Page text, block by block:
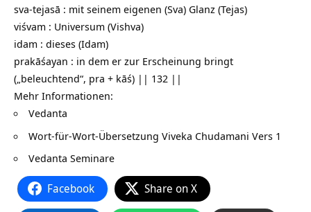
sva-tejasā : mit seinem eigenen (Sva) Glanz (Tejas)
viśvam : Universum (Vishva)
idam : dieses (Idam)
prakāśayan : in dem er zur Erscheinung bringt
(„beleuchtend“, pra + kāś) || 132 ||
Mehr Informationen:
Vedanta
Wort-für-Wort-Übersetzung Viveka Chudamani Vers 1
Vedanta Seminare
Facebook Share on X